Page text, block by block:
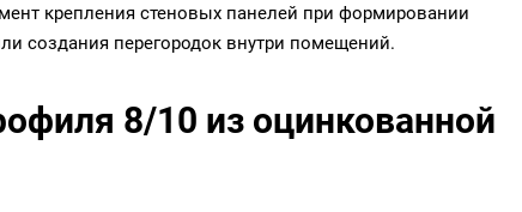
крепления стеновых панелей при формировании
создания перегородок внутри помещений.
8/10 из оцинкованной